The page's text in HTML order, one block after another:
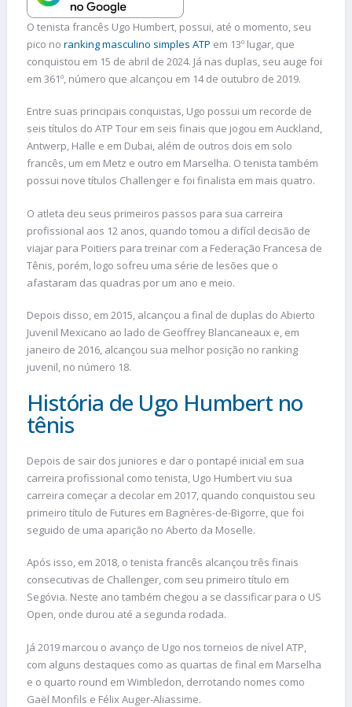
O tenista francês Ugo Humbert, possui, até o momento, seu
pico no ranking masculino simples ATP em 13º lugar, que
conquistou em 15 de abril de 2024. Já nas duplas, seu auge foi
em 361º, número que alcançou em 14 de outubro de 2019.
Entre suas principais conquistas, Ugo possui um recorde de
seis títulos do ATP Tour em seis finais que jogou em Auckland,
Antwerp, Halle e em Dubai, além de outros dois em solo
francês, um em Metz e outro em Marselha. O tenista também
possui nove títulos Challenger e foi finalista em mais quatro.
O atleta deu seus primeiros passos para sua carreira
profissional aos 12 anos, quando tomou a difícil decisão de
viajar para Poitiers para treinar com a Federação Francesa de
Tênis, porém, logo sofreu uma série de lesões que o
afastaram das quadras por um ano e meio.
Depois disso, em 2015, alcançou a final de duplas do Abierto
Juvenil Mexicano ao lado de Geoffrey Blancaneaux e, em
janeiro de 2016, alcançou sua melhor posição no ranking
juvenil, no número 18.
História de Ugo Humbert no
tênis
Depois de sair dos juniores e dar o pontapé inicial em sua
carreira profissional como tenista, Ugo Humbert viu sua
carreira começar a decolar em 2017, quando conquistou seu
primeiro título de Futures em Bagnères-de-Bigorre, que foi
seguido de uma aparição no Aberto da Moselle.
Após isso, em 2018, o tenista francês alcançou três finais
consecutivas de Challenger, com seu primeiro título em
Segóvia. Neste ano também chegou a se classificar para o US
Open, onde durou até a segunda rodada.
Já 2019 marcou o avanço de Ugo nos torneios de nível ATP,
com alguns destaques como as quartas de final em Marselha
e o quarto round em Wimbledon, derrotando nomes como
Gaël Monfils e Félix Auger-Aliassime.